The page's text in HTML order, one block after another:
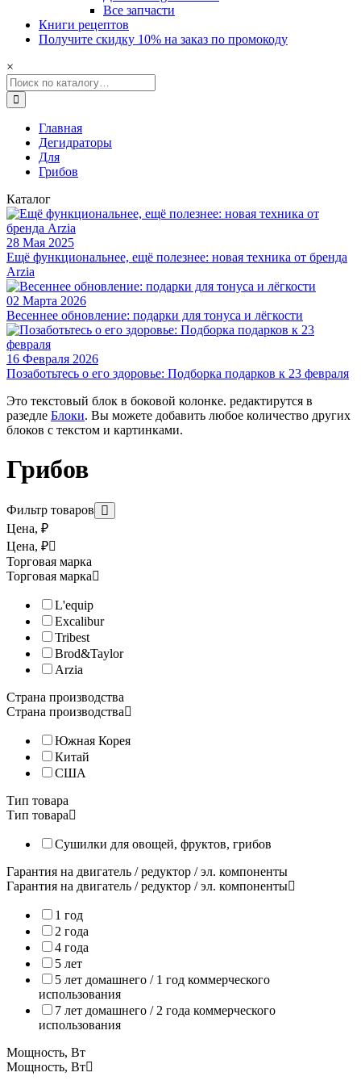
Все запчасти
Книги рецептов
Получите скидку 10% на заказ по промокоду
×
Главная
Дегидраторы
Для
Грибов
Грибов Грибы можно употреблять в варёном, жареном или
Дегидратор L'equip LD-918BT
Главное достоинство дегидратора L'equip LD-918BT –
Lequip LD-918BT работает в широком диапазоне температур –
Таймер имеет 2 режима:
контроль температуры. Установите
бесконечная сушка. Если вы не уверены в
В процессе сушки устройствоработает крайне тихо – Lequip
Съёмный
многоразовый фильтр защищает устройство
L'equip LD-918BT комплектуется дополнительными
Дегидратор L'equip LD-918BT Max
Главное достоинство дегидратора L'equip LD-918BT Max –
L'equip LD-918BT Max работает в широком диапазоне
Компания L'equip принадлежит к самым успешным корейским
L'equip LD-918BT Max комплектуется дополнительными
Дегидратор Tribest Sedona Supreme SDC-S101
Tribest Sedona Supreme SDC-S101 эффективно дегидрирует
При покупке дегидратора Sedona Supreme мы подарим
Благодаря регулируемым настройкам режимов сушки и
При коммерческой эксплуатации дегидратора в пищевой
Каталог
28 Мая 2025
Ещё функциональнее, ещё полезнее: новая техника от бренда
Arzia
02 Марта 2026
Весеннее обновление: подарки для тонуса и лёгкости
16 Февраля 2026
Позаботьтесь о его здоровье: Подборка подарков к 23 февраля
Это текстовый блок в боковой колонке. редактирутся в
разедле Блоки. Вы можете добавить любое количество других
блоков с текстом и картинками.
Грибов
Фильтр товаров
Цена, ₽
Цена, ₽
Торговая марка
Торговая марка
L'equip
Excalibur
Tribest
Brod&Taylor
Arzia
Страна производства
Страна производства
Южная Корея
Китай
США
Тип товара
Тип товара
Сушилки для овощей, фруктов, грибов
Гарантия на двигатель / редуктор / эл. компоненты
Гарантия на двигатель / редуктор / эл. компоненты
1 год
2 года
4 года
5 лет
5 лет домашнего / 1 год коммерческого
использования
7 лет домашнего / 2 года коммерческого
использования
Мощность, Вт
Мощность, Вт